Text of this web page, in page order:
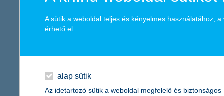
azon cégek jelentkezését, akik a sikeres működés mellett a
A sütik a weboldal teljes és kényelmes használatához,
érhető el
alap sütik
Az idetartozó sütik a weboldal megfelelő és biztonságos